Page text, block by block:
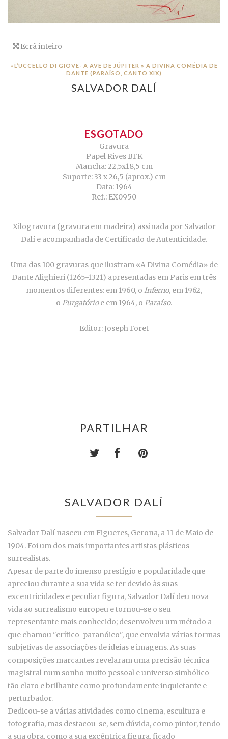
Ecrã inteiro
«L’UCCELLO DI GIOVE- A AVE DE JÚPITER » A DIVINA COMÉDIA DE
DANTE (PARAÍSO, CANTO XIX)
SALVADOR DALÍ
ESGOTADO
Gravura
Papel Rives BFK
Mancha: 22,5x18,5 cm
Suporte: 33 x 26,5 (aprox.) cm
Data: 1964
Ref.: EX0950
Xilogravura (gravura em madeira) assinada por Salvador
Dalí e acompanhada de Certificado de Autenticidade.
Uma das 100 gravuras que ilustram «A Divina Comédia» de
Dante Alighieri (1265-1321) apresentadas em Paris em três
momentos diferentes: em 1960, o Inferno, em 1962,
o Purgatórioe em 1964, o Paraíso.
Editor: Joseph Foret
PARTILHAR
SALVADOR DALÍ
Salvador Dalí nasceu em Figueres, Gerona, a 11 de Maio de
1904. Foi um dos mais importantes artistas plásticos
surrealistas.
Apesar de parte do imenso prestígio e popularidade que
apreciou durante a sua vida se ter devido às suas
excentricidades e peculiar figura, Salvador Dalí deu nova
vida ao surrealismo europeu e tornou-se o seu
representante mais conhecido; desenvolveu um método a
que chamou "crítico-paranóico", que envolvia várias formas
subjetivas de associações de ideias e imagens. As suas
composições marcantes revelaram uma precisão técnica
magistral num sonho muito pessoal e universo simbólico
tão claro e brilhante como profundamente inquietante e
perturbador.
Dedicou-se a várias atividades como cinema, escultura e
fotografia, mas destacou-se, sem dúvida, como pintor, tendo
a sua obra, como a sua excêntrica figura, ficado